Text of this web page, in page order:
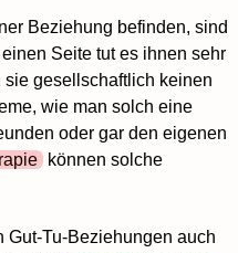
Beziehung befinden, sind
Seite tut es ihnen sehr
gesellschaftlich keinen
wie man solch eine
oder gar den eigenen
können solche
Gut-Tu-Beziehungen auch